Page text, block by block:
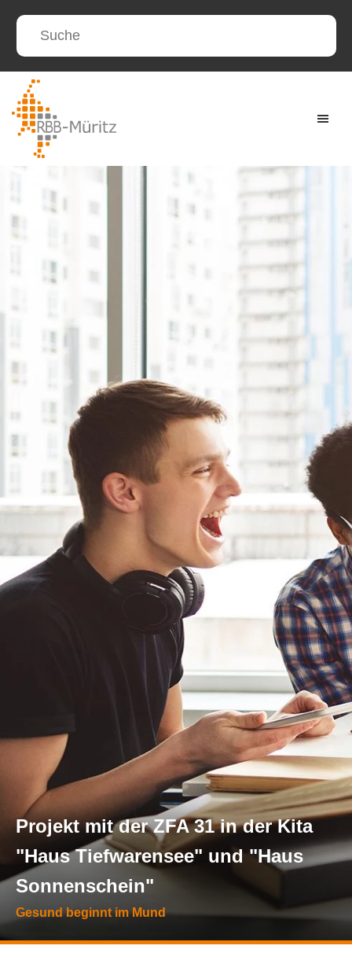
Projekt mit der ZFA 31 in der Kita
"Haus Tiefwarensee" und "Haus
Sonnenschein"
Gesund beginnt im Mund